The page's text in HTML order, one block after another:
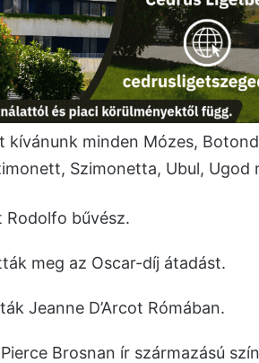
minden Mózes,
Szimonetta, Ubul, Ugod
Rodolfo bűvész.
meg az Oscar-díj átadást.
Jeanne D’Arcot Rómában.
Brosnan ír származású